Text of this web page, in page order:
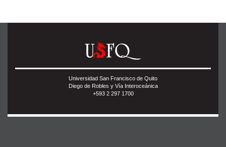
Universidad San Francisco de Quito
Diego de Robles y Vía Interoceánica
+593 2 297 1700